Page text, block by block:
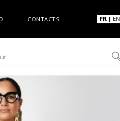
CONTACTS FR | EN